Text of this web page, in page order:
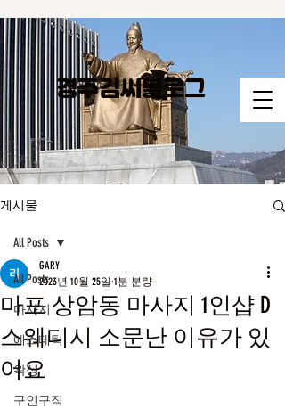
경주김씨​블로그
게시물
All Posts
마사지
에스테틱
왁싱
구인구직
All Posts
마포 상암동 마사지 1인샵 D
스웨디시 소문난 이유가 있
어요
GARY
2023년 10월 25일 1분 분량